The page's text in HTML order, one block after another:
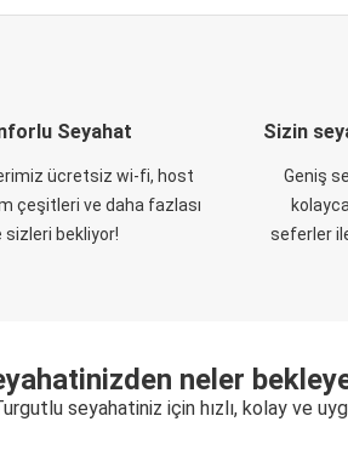
Seyahat
ücretsiz wi-fi, host
çeşitleri ve daha fazlası
sizleri bekliyor!
Sizin
Geniş
seferler
neler
seyahatiniz için hızlı, kolay ve